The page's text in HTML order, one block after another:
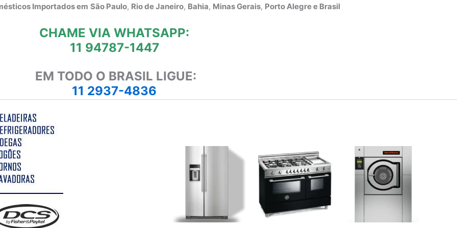
Importados em São Paulo, Rio de Janeiro, Bahia, Minas Gerais, Porto Alegre e Brasil
CHAME VIA WHATSAPP:
11 94787-1447
EM TODO O BRASIL LIGUE:
11 2937-4836